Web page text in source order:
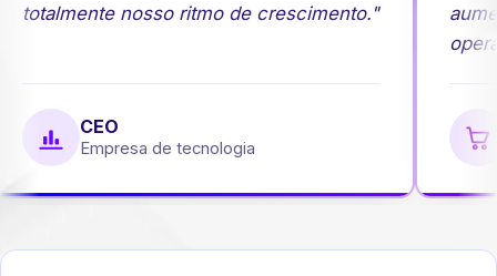
totalmente nosso ritmo de crescimento."
CEO
Empresa de tecnologia